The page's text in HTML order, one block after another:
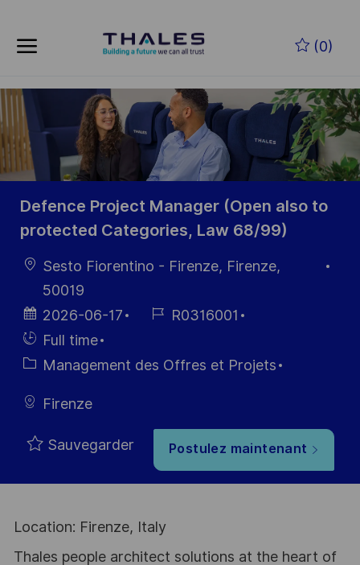
(0)
-
Defence Project Manager (Open also to
protected Categories, Law 68/99)
localisation
Sesto Fiorentino - Firenze, Firenze,
50019
Date
d’affichage
2026-06-17
Référence
R0316001
Hiring
Type
Full time
Catégorie
Management des Offres et Projets
Firenze
Sauvegarder Postulez maintenant
Location: Firenze, Italy
Thales people architect solutions at the heart of